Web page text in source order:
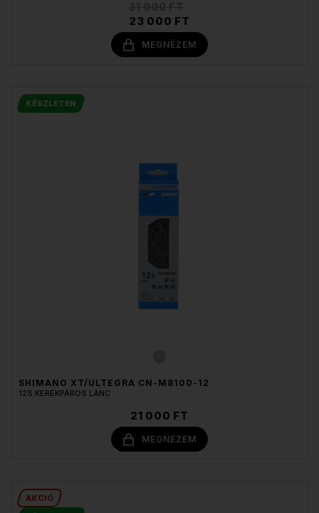
23 000 FT
MEGNÉZEM
KÉSZLETEN
SHIMANO XT/ULTEGRA CN-M8100-12
12S KERÉKPÁROS LÁNC
21 000 FT
MEGNÉZEM
AKCIÓ